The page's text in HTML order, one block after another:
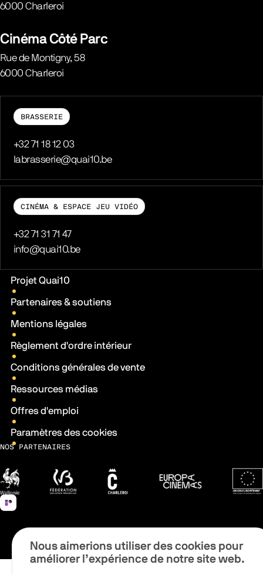
6000 Charleroi
Cinéma Côté Parc
Rue de Montigny, 58
6000 Charleroi
BRASSERIE
Téléphone
+32 71 18 12 03
E-mail
labrasserie@quai10.be
CINÉMA & ESPACE JEU VIDÉO
Téléphone
+32 71 31 71 47
E-mail
info@quai10.be
Liens pratiques
Projet Quai10
Partenaires & soutiens
Mentions légales
Règlement d'ordre intérieur
Conditions générales de vente
Ressources médias
Offres d'emploi
Paramètres des cookies
NOS PARTENAIRES
Wallonie Fédération Wallonie-Bruxelles
Ville de CharleroiEuropa Cinemas
Nous aimerions utiliser des cookies pour
améliorer l’expérience de notre site web.